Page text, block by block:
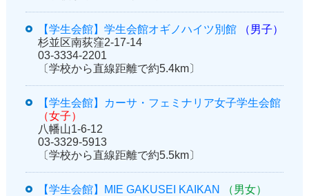
【学生会館】学生会館オギノハイツ別館
（男子）
杉並区南荻窪2-17-14
03-3334-2201
〔学校から直線距離で約5.4km〕
【学生会館】カーサ・フェミナリア女子学生会館
（女子）
八幡山1-6-12
03-3329-5913
〔学校から直線距離で約5.5km〕
【学生会館】MIE GAKUSEI KAIKAN
（男女）